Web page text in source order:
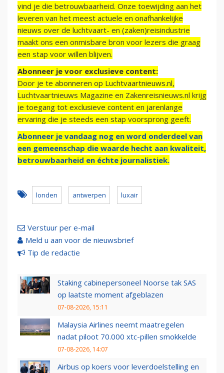
vind je die betrouwbaarheid. Onze toewijding aan het
leveren van het meest actuele en onafhankelijke
nieuws over de luchtvaart- en (zaken)reisindustrie
maakt ons een onmisbare bron voor lezers die graag
een stap voor willen blijven.
Abonneer je voor exclusieve content:
Door je te abonneren op Luchtvaartnieuws.nl,
Luchtvaartnieuws Magazine en Zakenreisnieuws.nl krijg
je toegang tot exclusieve content en jarenlange
ervaring die je steeds een stap voorsprong geeft.
Abonneer je vandaag nog en word onderdeel van
een gemeenschap die waarde hecht aan kwaliteit,
betrouwbaarheid en échte journalistiek.
londen antwerpen luxair
Verstuur per e-mail
Meld u aan voor de nieuwsbrief
Tip de redactie
Staking cabinepersoneel Noorse tak SAS
op laatste moment afgeblazen
07-08-2026, 15:11
Malaysia Airlines neemt maatregelen
nadat piloot 70.000 xtc-pillen smokkelde
07-08-2026, 14:07
Airbus op koers voor leverdoelstelling en